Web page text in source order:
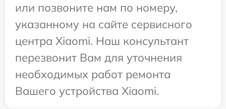
или позвоните нам по номеру,
указанному на сайте сервисного
центра Xiaomi. Наш консультант
перезвонит Вам для уточнения
необходимых работ ремонта
Вашего устройства Xiaomi.